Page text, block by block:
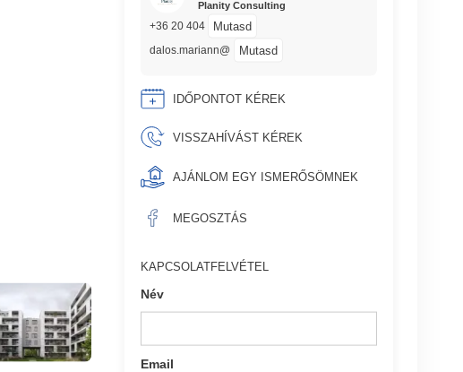
Planity Consulting
+36 20 404 Mutasd
dalos.mariann@ Mutasd
IDŐPONTOT KÉREK
VISSZAHÍVÁST KÉREK
AJÁNLOM EGY ISMERŐSÖMNEK
MEGOSZTÁS
KAPCSOLATFELVÉTEL
Név
Email